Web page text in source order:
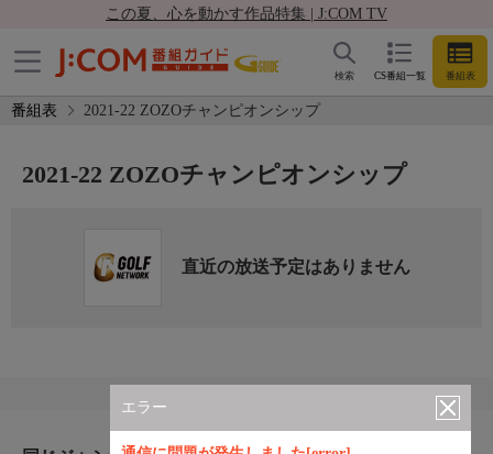
この夏、心を動かす作品特集 | J:COM TV
CS番組一覧 番組表
検索
番組表 2021-22 ZOZOチャンピオンシップ
エラー
2021-22 ZOZOチャンピオンシップ
直近の放送予定はありません